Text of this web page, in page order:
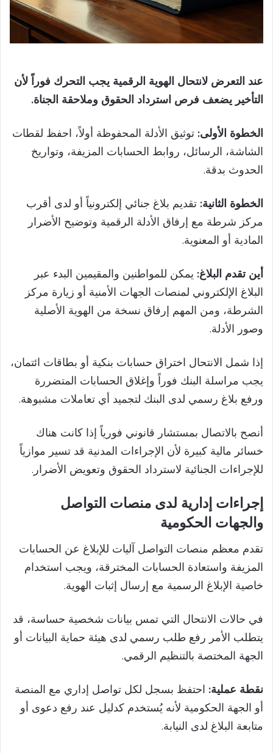
عند التعرض لانتحال الهوية الرقمية يجب التحرك فوراً لأن
التأخير يضعف فرص استرداد الحقوق وملاحقة الجناة.
الخطوة الأولى: توثيق الأدلة المحفوظة أولاً، احفظ لقطات
الشاشة، الرسائل، روابط الحسابات المزيفة، وتواريخ
الحدوث بدقة.
الخطوة الثانية: تقديم بلاغ جنائي إلكترونياً أو لدى أقرب
مركز شرطة مع إرفاق الأدلة الرقمية وتوضيح الأضرار
المادية أو المعنوية.
أين تقدم البلاغ: يمكن للمواطنين والمقيمين البدء عبر
البلاغ الإلكتروني لمنصات الجهات الأمنية أو زيارة مركز
الشرطة، ومن المهم إرفاق نسخة من الهوية الأصلية
وصور الأدلة.
إذا شمل الانتحال اختراق حسابات بنكية أو بطاقات ائتمان،
يجب مراسلة البنك فوراً وإغلاق الحسابات المتضررة
ورفع بلاغ رسمي لدى البنك لتجميد أي تعاملات مشبوهة.
أنصح بالاتصال بمستشار قانوني فورياً إذا كانت هناك
خسائر مالية كبيرة لأن الإجراءات المدنية قد تسير موازياً
للإجراءات الجنائية لاسترداد الحقوق وتعويض الأضرار.
إجراءات إدارية لدى منصات التواصل
والجهات الحكومية
تقدم معظم منصات التواصل آليات للإبلاغ عن الحسابات
المزيفة واستعادة الحسابات المخترقة، ويجب استخدام
خاصية الإبلاغ الرسمية مع إرسال إثبات الهوية.
في حالات الانتحال التي تمس بيانات شخصية حساسة، قد
يتطلب الأمر رفع طلب رسمي لدى هيئة حماية البيانات أو
الجهة المختصة بالتنظيم الرقمي.
نقطة عملية: احتفظ بسجل لكل تواصل إداري مع المنصة
أو الجهة الحكومية لأنه يُستخدم كدليل عند رفع دعوى أو
متابعة البلاغ لدى النيابة.